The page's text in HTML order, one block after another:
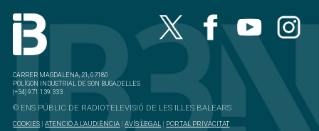
CARRER MAGDALENA, 21, 07180
POLÍGON INDUSTRIAL DE SON BUGADELLES
(+34) 971 139 333
© ENS PÚBLIC DE RADIOTELEVISIÓ DE LES ILLES BALEARS
COOKIES |ATENCIÓ A L'AUDIÈNCIA |AVÍS LEGAL | PORTAL PRIVACITAT